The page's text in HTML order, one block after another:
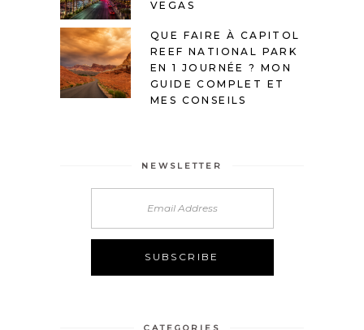
VEGAS
QUE FAIRE À CAPITOL
REEF NATIONAL PARK
EN 1 JOURNÉE ? MON
GUIDE COMPLET ET
MES CONSEILS
NEWSLETTER